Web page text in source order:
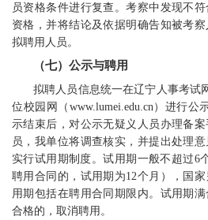
员资格条件进行复查。考察中发现不
资格，并将结论及依据明确告知被考
拟聘用人员。
（七）公示与聘用
拟聘人员信息统一在辽宁人事考试
位校园网（www.lumei.edu.cn）进行公
示结束后，对公示无疑义人员办理备
员，我单位将调查核实，并提出处理
实行试用期制度。试用期一般不超过6
聘用合同的，试用期为12个月），国
用期包括在聘用合同期限内。试用期
合格的，取消聘用。